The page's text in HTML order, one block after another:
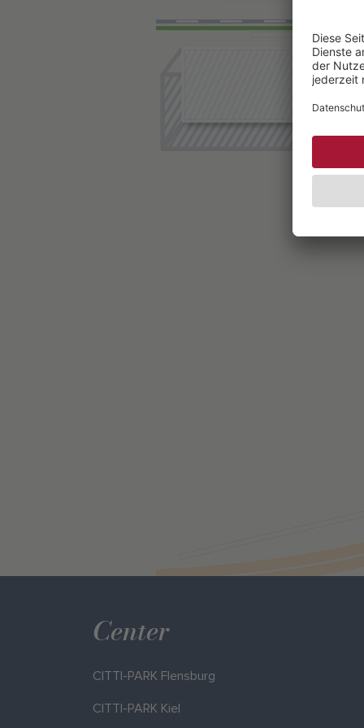
9 Aufzüge direkt ins EG
Center
CITTI-PARK Flensburg
CITTI-PARK Kiel